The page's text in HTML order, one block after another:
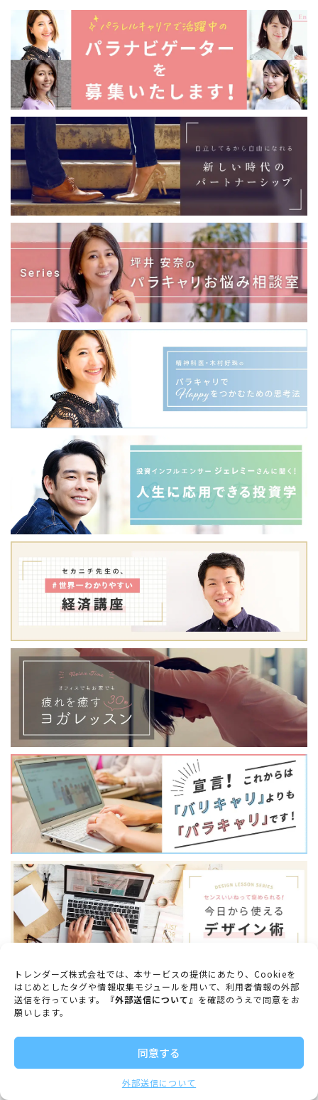
トレンダーズ株式会社では、本サービスの提供にあたり、Cookieを
はじめとしたタグや情報収集モジュールを用いて、利用者情報の外部
送信を行っています。『外部送信について 』を確認のうえで同意をお
願いします。
同意する
外部送信について